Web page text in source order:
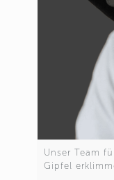
Unser Team
Gipfel